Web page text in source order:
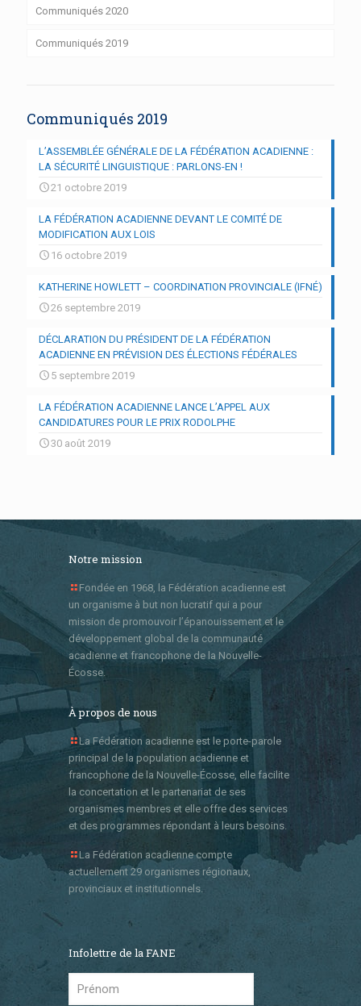
Communiqués 2020
Communiqués 2019
Communiqués 2019
L’ASSEMBLÉE GÉNÉRALE DE LA FÉDÉRATION ACADIENNE :
LA SÉCURITÉ LINGUISTIQUE : PARLONS-EN !
21 octobre 2019
LA FÉDÉRATION ACADIENNE DEVANT LE COMITÉ DE
MODIFICATION AUX LOIS
16 octobre 2019
KATHERINE HOWLETT – COORDINATION PROVINCIALE (IFNÉ)
26 septembre 2019
DÉCLARATION DU PRÉSIDENT DE LA FÉDÉRATION
ACADIENNE EN PRÉVISION DES ÉLECTIONS FÉDÉRALES
5 septembre 2019
LA FÉDÉRATION ACADIENNE LANCE L’APPEL AUX
CANDIDATURES POUR LE PRIX RODOLPHE
30 août 2019
Notre mission
Fondée en 1968, la Fédération acadienne est
un organisme à but non lucratif qui a pour
mission de promouvoir l’épanouissement et le
développement global de la communauté
acadienne et francophone de la Nouvelle-
Écosse.
À propos de nous
La Fédération acadienne est le porte-parole
principal de la population acadienne et
francophone de la Nouvelle-Écosse, elle facilite
la concertation et le partenariat de ses
organismes membres et elle offre des services
et des programmes répondant à leurs besoins.
La Fédération acadienne compte
actuellement 29 organismes régionaux,
provinciaux et institutionnels.
Infolettre de la FANE